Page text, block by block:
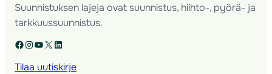
Suunnistuksen lajeja ovat suunnistus, hiihto-, pyörä- ja
tarkkuussuunnistus.
Facebook Instagram YouTube X LinkedIn
Tilaa uutiskirje